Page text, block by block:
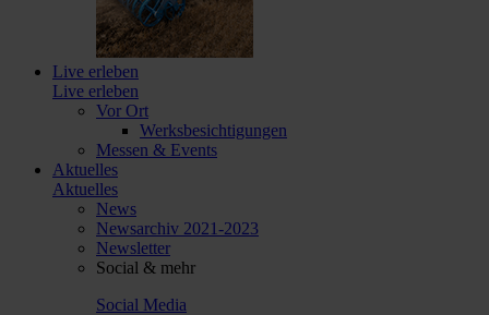
Live erleben
Live erleben
Vor Ort
Werksbesichtigungen
Messen & Events
Aktuelles
Aktuelles
News
Newsarchiv 2021-2023
Newsletter
Social & mehr
Social Media